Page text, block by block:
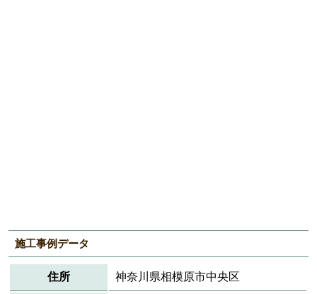
施工事例データ
住所 神奈川県相模原市中央区